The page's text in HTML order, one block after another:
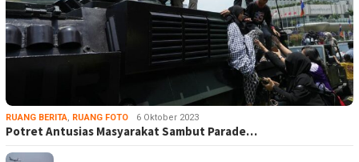
RUANG BERITA, RUANG FOTO 6 Oktober 2023
Potret Antusias Masyarakat Sambut Parade…